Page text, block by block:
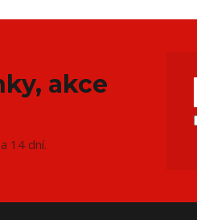
akce
14 dní.